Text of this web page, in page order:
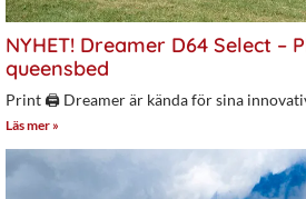
NYHET! Dreamer D64 Select –
queensbed
Print 🖨 Dreamer är kända för sina
Läs mer »